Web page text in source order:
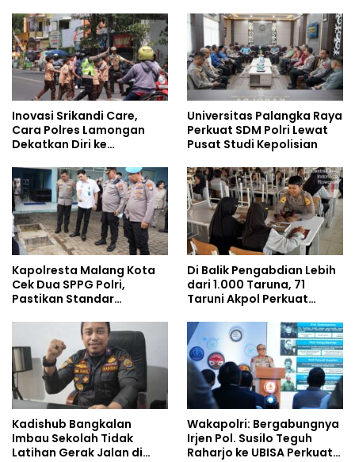
Inovasi Srikandi Care,
Cara Polres Lamongan
Dekatkan Diri ke
Universitas Palangka Raya
Perkuat SDM Polri Lewat
Pusat Studi Kepolisian
Kapolresta Malang Kota
Cek Dua SPPG Polri,
Pastikan Standar
Pengelolaan Limbah
Berjalan Optimal
Di Balik Pengabdian Lebih
dari 1.000 Taruna, 71
Taruni Akpol Perkuat
Siswa Sekolah Rakyat
Kadishub Bangkalan
Imbau Sekolah Tidak
Latihan Gerak Jalan di
Wakapolri: Bergabungnya
Irjen Pol. Susilo Teguh
Raharjo ke UBISA Perkuat